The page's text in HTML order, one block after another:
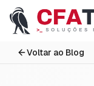
Pular para o
Voltar ao Blog